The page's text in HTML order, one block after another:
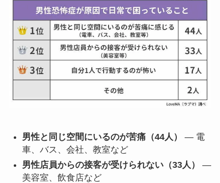
男性と同じ空間にいるのが苦痛（44人）
— 電
車、バス、会社、教室など
男性店員からの接客が受けられない（33人）
—
美容室、飲食店など